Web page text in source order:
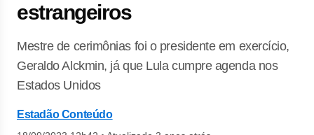
estrangeiros
Mestre de cerimônias foi o presidente em exercício,
Geraldo Alckmin, já que Lula cumpre agenda nos
Estados Unidos
Estadão Conteúdo